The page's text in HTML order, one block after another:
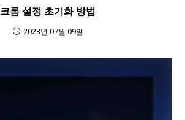
크롬 설정 초기화 방법
2023년 07월 09일